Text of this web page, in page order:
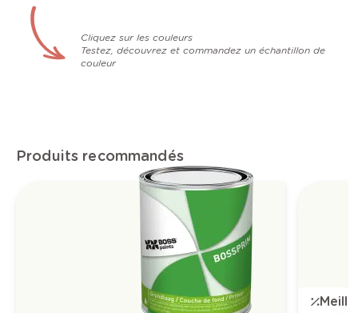
Cliquez sur les couleurs
Testez, découvrez et commandez un échantillon de
couleur
Produits recommandés